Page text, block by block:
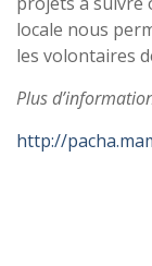
locale nous
les volontaires
Plus
http://